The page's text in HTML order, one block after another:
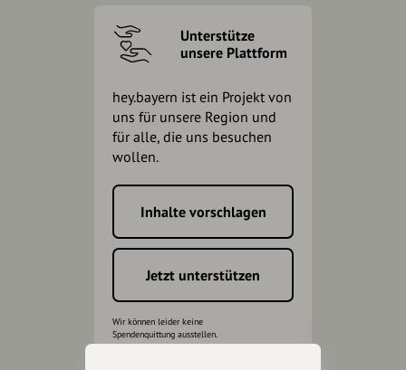
Unterstütze
unsere Plattform
hey.bayern ist ein Projekt von
uns für unsere Region und
für alle, die uns besuchen
wollen.
Inhalte vorschlagen
Jetzt unterstützen
Wir können leider keine
Spendenquittung ausstellen.